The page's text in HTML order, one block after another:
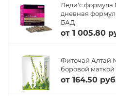
Леди'с формула
дневная
БАД
от 1 005.80
Фиточай Алтай
боровой
от 164.50